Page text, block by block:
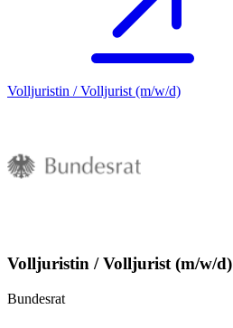
Volljuristin / Volljurist (m/w/d)
Volljuristin / Volljurist (m/w/d)
Bundesrat